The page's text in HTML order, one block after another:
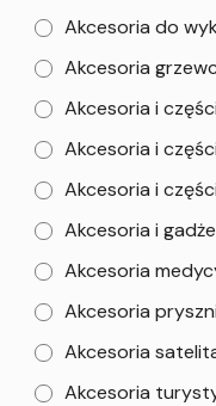
Akcesoria do
Akcesoria
Akcesoria i
Akcesoria i
Akcesoria i
Akcesoria i
Akcesoria
Akcesoria
Akcesoria
Akcesoria